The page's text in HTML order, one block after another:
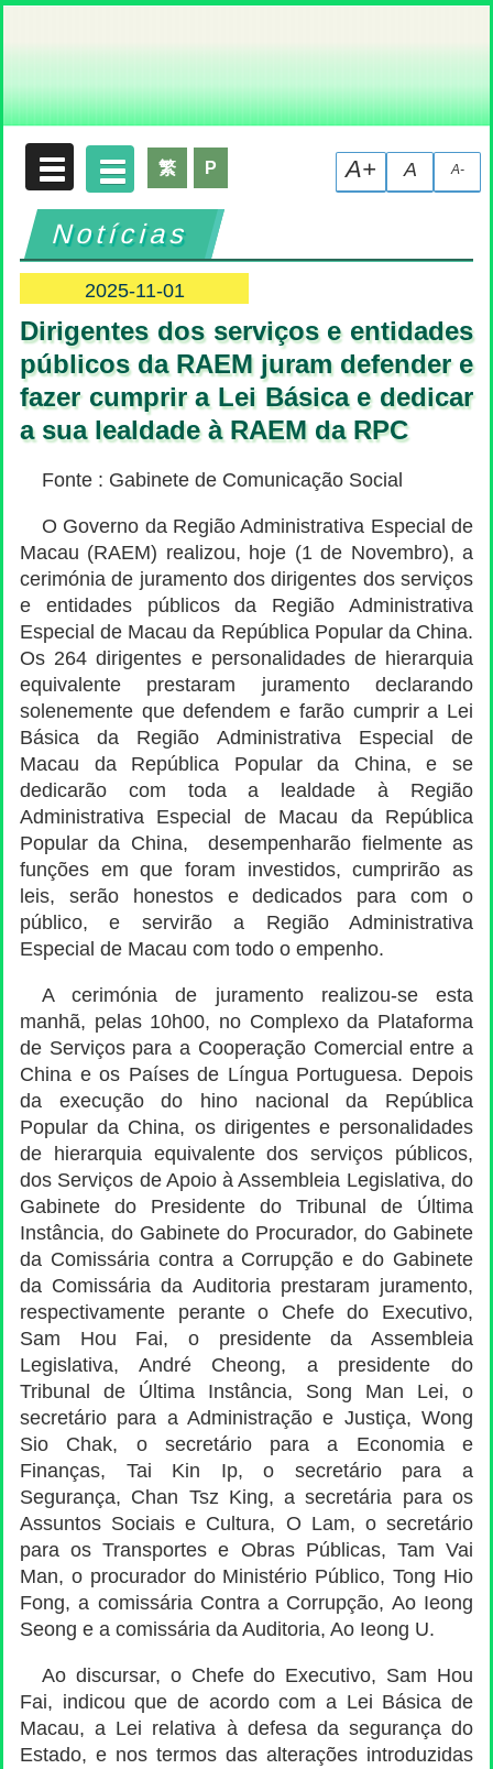
A-
A
A+
繁 P
Notícias
2025-11-01
Dirigentes dos serviços e entidades
públicos da RAEM juram defender e
fazer cumprir a Lei Básica e dedicar
a sua lealdade à RAEM da RPC
Fonte : Gabinete de Comunicação Social
O Governo da Região Administrativa Especial de
Macau (RAEM) realizou, hoje (1 de Novembro), a
cerimónia de juramento dos dirigentes dos serviços
e entidades públicos da Região Administrativa
Especial de Macau da República Popular da China.
Os 264 dirigentes e personalidades de hierarquia
equivalente prestaram juramento declarando
solenemente que defendem e farão cumprir a Lei
Básica da Região Administrativa Especial de
Macau da República Popular da China, e se
dedicarão com toda a lealdade à Região
Administrativa Especial de Macau da República
Popular da China, desempenharão fielmente as
funções em que foram investidos, cumprirão as
leis, serão honestos e dedicados para com o
público, e servirão a Região Administrativa
Especial de Macau com todo o empenho.
A cerimónia de juramento realizou-se esta
manhã, pelas 10h00, no Complexo da Plataforma
de Serviços para a Cooperação Comercial entre a
China e os Países de Língua Portuguesa. Depois
da execução do hino nacional da República
Popular da China, os dirigentes e personalidades
de hierarquia equivalente dos serviços públicos,
dos Serviços de Apoio à Assembleia Legislativa, do
Gabinete do Presidente do Tribunal de Última
Instância, do Gabinete do Procurador, do Gabinete
da Comissária contra a Corrupção e do Gabinete
da Comissária da Auditoria prestaram juramento,
respectivamente perante o Chefe do Executivo,
Sam Hou Fai, o presidente da Assembleia
Legislativa, André Cheong, a presidente do
Tribunal de Última Instância, Song Man Lei, o
secretário para a Administração e Justiça, Wong
Sio Chak, o secretário para a Economia e
Finanças, Tai Kin Ip, o secretário para a
Segurança, Chan Tsz King, a secretária para os
Assuntos Sociais e Cultura, O Lam, o secretário
para os Transportes e Obras Públicas, Tam Vai
Man, o procurador do Ministério Público, Tong Hio
Fong, a comissária Contra a Corrupção, Ao Ieong
Seong e a comissária da Auditoria, Ao Ieong U.
Ao discursar, o Chefe do Executivo, Sam Hou
Fai, indicou que de acordo com a Lei Básica de
Macau, a Lei relativa à defesa da segurança do
Estado, e nos termos das alterações introduzidas